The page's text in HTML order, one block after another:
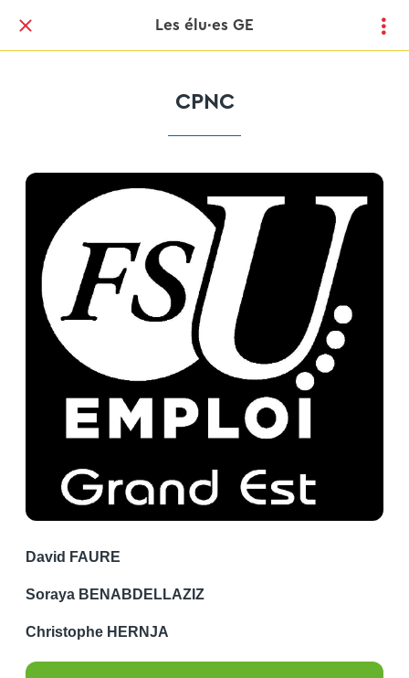
Les élu·es GE
CPNC
David FAURE
Soraya BENABDELLAZIZ
Christophe HERNJA